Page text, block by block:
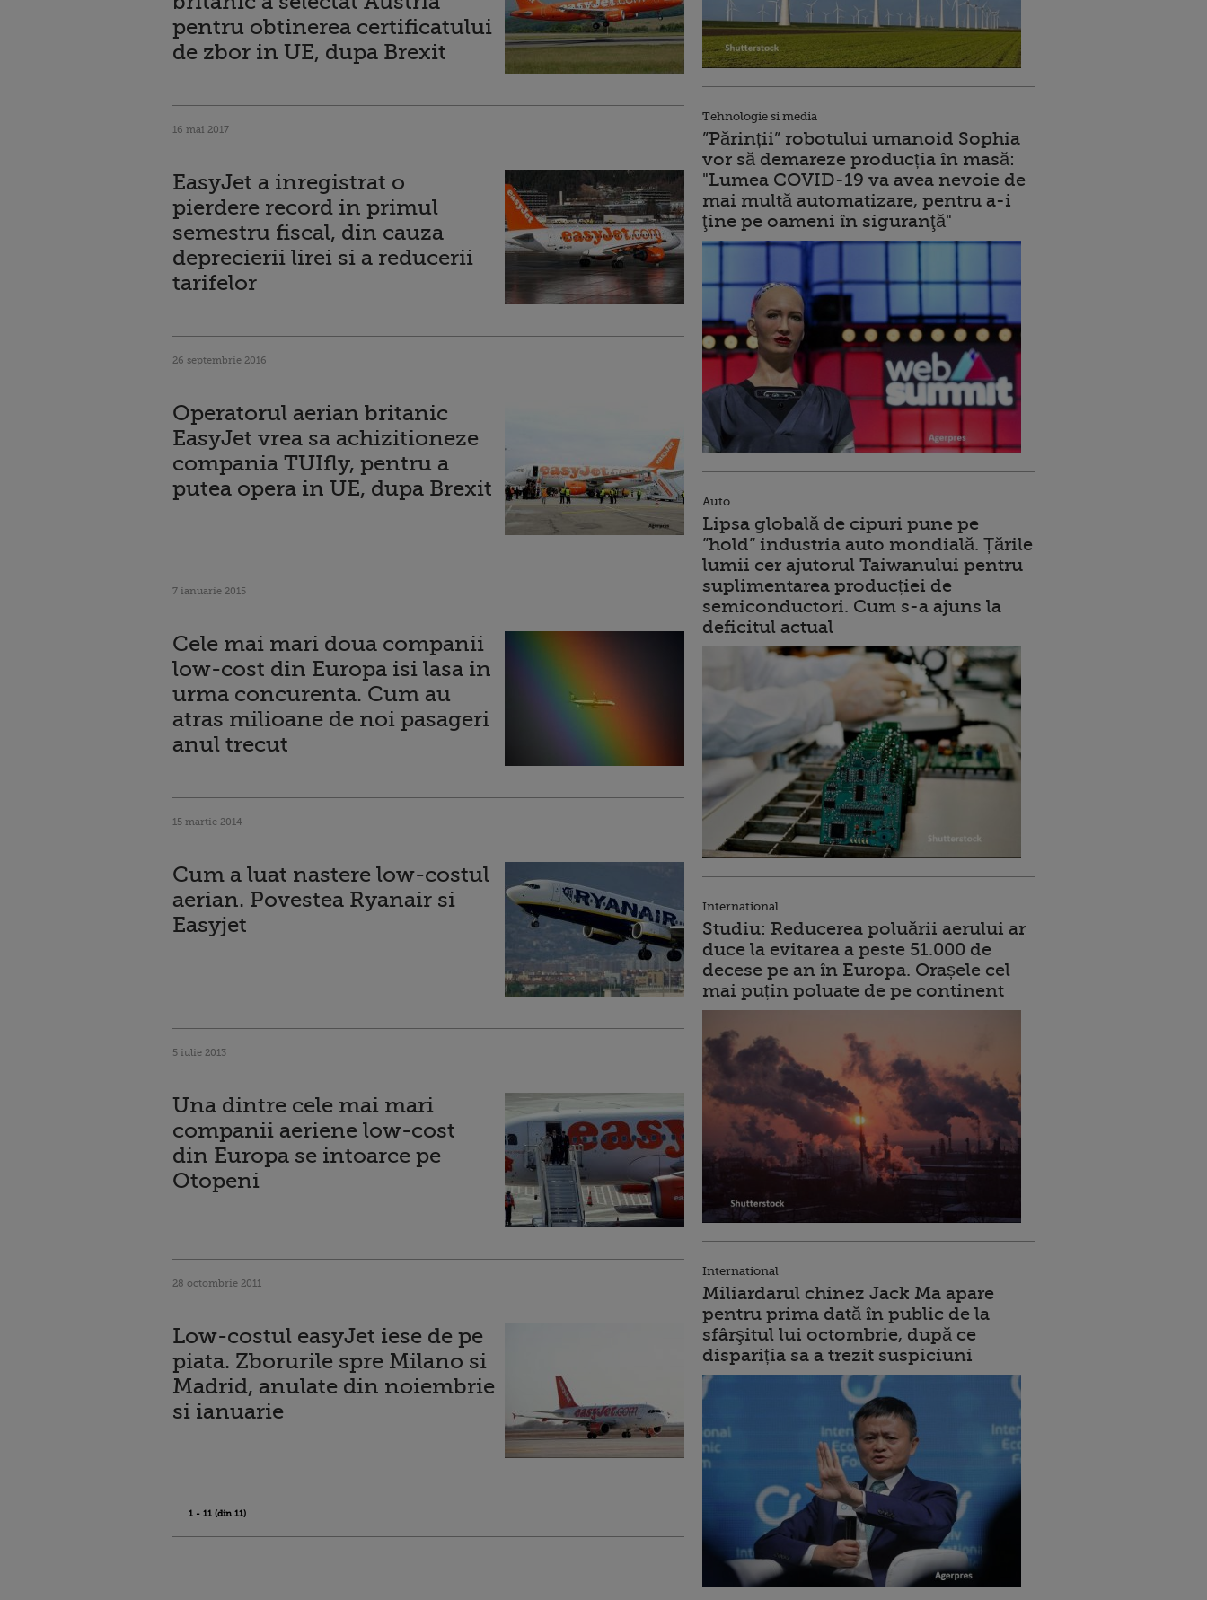
pentru obtinerea certificatului
de zbor in UE, dupa Brexit
16 mai 2017
EasyJet a inregistrat o
pierdere record in primul
semestru fiscal, din cauza
deprecierii lirei si a reducerii
tarifelor
26 septembrie 2016
Operatorul aerian britanic
EasyJet vrea sa achizitioneze
compania TUIfly, pentru a
putea opera in UE, dupa Brexit
7 ianuarie 2015
Cele mai mari doua companii
low-cost din Europa isi lasa in
urma concurenta. Cum au
atras milioane de noi pasageri
anul trecut
15 martie 2014
Cum a luat nastere low-costul
aerian. Povestea Ryanair si
Easyjet
5 iulie 2013
Una dintre cele mai mari
companii aeriene low-cost
din Europa se intoarce pe
Otopeni
28 octombrie 2011
Low-costul easyJet iese de pe
piata. Zborurile spre Milano si
Madrid, anulate din noiembrie
si ianuarie
1 - 11 (din 11)
Tehnologie si media
”Părinții” robotului umanoid Sophia
vor să demareze producția în masă:
"Lumea COVID-19 va avea nevoie de
mai multă automatizare, pentru a-i
ţine pe oameni în siguranţă"
Auto
Lipsa globală de cipuri pune pe
”hold” industria auto mondială. Țările
lumii cer ajutorul Taiwanului pentru
suplimentarea producției de
semiconductori. Cum s-a ajuns la
deficitul actual
International
Studiu: Reducerea poluării aerului ar
duce la evitarea a peste 51.000 de
decese pe an în Europa. Orașele cel
mai puțin poluate de pe continent
International
Miliardarul chinez Jack Ma apare
pentru prima dată în public de la
sfârşitul lui octombrie, după ce
dispariția sa a trezit suspiciuni